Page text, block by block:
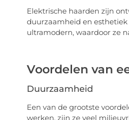
Elektrische haarden zijn
duurzaamheid en esthetiek
ultramodern, waardoor ze
Voordelen van
Duurzaamheid
Een van de grootste
werken, zijn ze veel